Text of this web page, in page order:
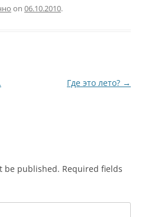
on 06.10.2010.
Где это лето? →
be published. Required fields